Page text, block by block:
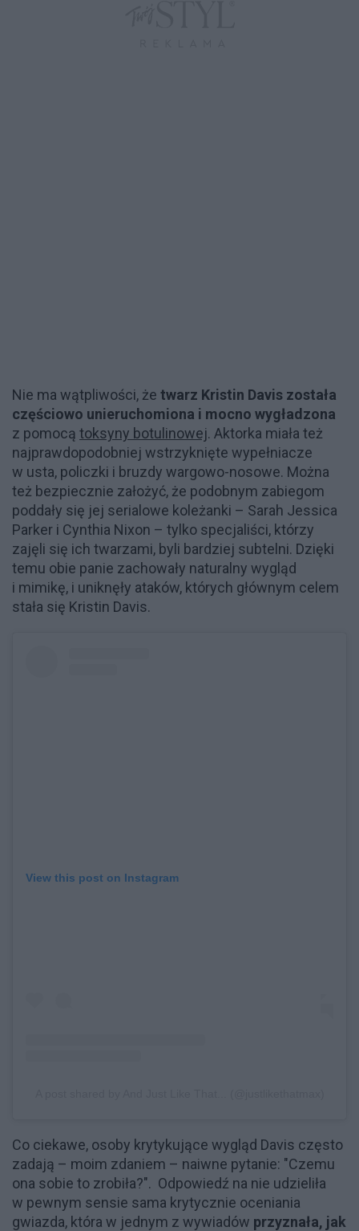
Nie ma wątpliwości, że twarz Kristin Davis została
częściowo unieruchomiona i mocno wygładzona
z pomocą toksyny botulinowej. Aktorka miała też
najprawdopodobniej wstrzyknięte wypełniacze
w usta, policzki i bruzdy wargowo-nosowe. Można
też bezpiecznie założyć, że podobnym zabiegom
poddały się jej serialowe koleżanki – Sarah Jessica
Parker i Cynthia Nixon – tylko specjaliści, którzy
zajęli się ich twarzami, byli bardziej subtelni. Dzięki
temu obie panie zachowały naturalny wygląd
i mimikę, i uniknęły ataków, których głównym celem
stała się Kristin Davis.
View this post on Instagram
Co ciekawe, osoby krytykujące wygląd Davis często
zadają – moim zdaniem – naiwne pytanie: "Czemu
ona sobie to zrobiła?". Odpowiedź na nie udzieliła
w pewnym sensie sama krytycznie oceniania
gwiazda, która w jednym z wywiadów przyznała, jak